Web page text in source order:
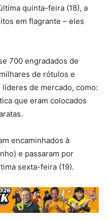
quinta-feira (18), a
em flagrante – eles
700 engradados de
de rótulos e
de mercado, como:
que eram colocados
encaminhados à
e passaram por
sexta-feira (19).